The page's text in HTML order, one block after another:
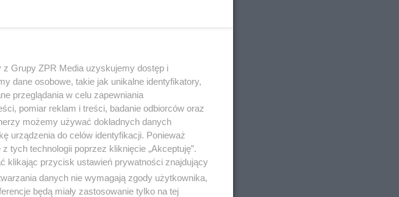
okolice
szyję, przy
ran,
Grupy ZPR Media uzyskujemy dostęp i
dane osobowe, takie jak unikalne identyfikatory,
przeglądania w celu zapewniania
pomiar reklam i treści, badanie odbiorców oraz
możemy używać dokładnych danych
urządzenia do celów identyfikacji. Ponieważ
tych technologii poprzez kliknięcie „Akceptuję”.
klikając przycisk ustawień prywatności znajdujący
danych nie wymagają zgody użytkownika,
będą miały zastosowanie tylko na tej